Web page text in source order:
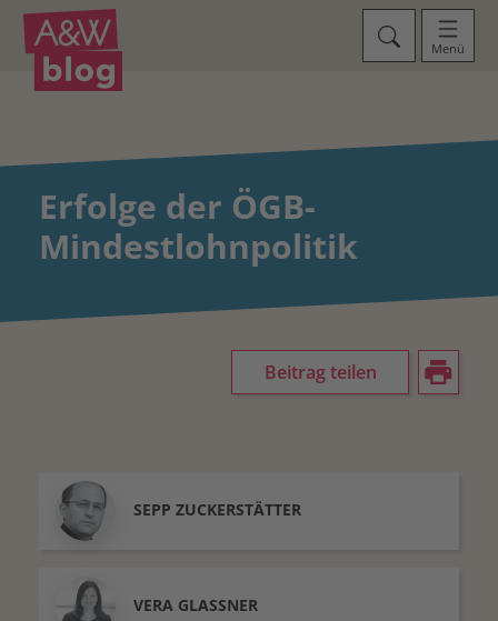
Menü
Erfolge der ÖGB-
Mindestlohnpolitik
Beitrag teilen
SEPP ZUCKERSTÄTTER
VERA GLASSNER